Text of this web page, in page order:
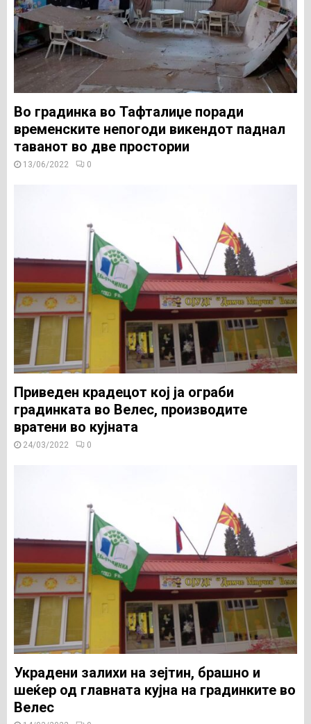
Во градинка во Тафталиџе поради
временските непогоди викендот паднал
таванот во две простории
13/06/2022 0
Приведен крадецот кој ја ограби
градинката во Велес, производите
вратени во кујната
24/03/2022 0
Украдени залихи на зејтин, брашно и
шеќер од главната кујна на градинките во
Велес